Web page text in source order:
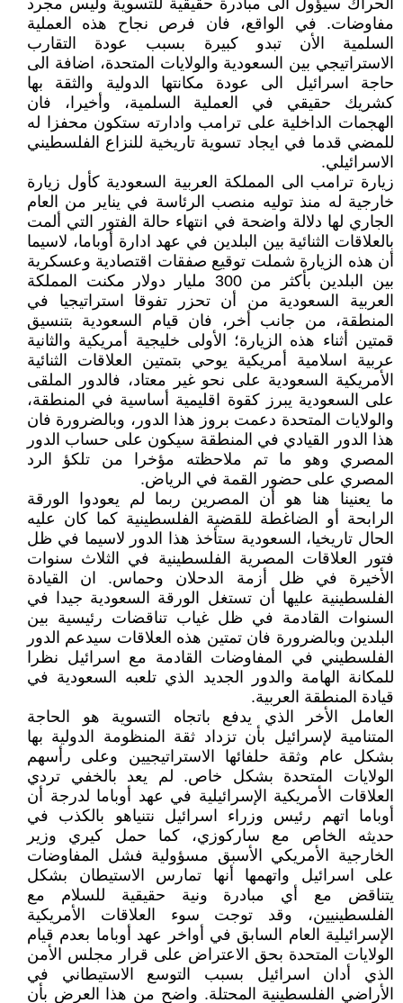
الحراك سيؤول الى مبادرة حقيقية للتسوية وليس مجرد
مفاوضات. في الواقع، فان فرص نجاح هذه العملية
السلمية الأن تبدو كبيرة بسبب عودة التقارب
الاستراتيجي بين السعودية والولايات المتحدة، اضافة الى
حاجة اسرائيل الى عودة مكانتها الدولية والثقة بها
كشريك حقيقي في العملية السلمية، وأخيرا، فان
الهجمات الداخلية على ترامب وادارته ستكون محفزا له
للمضي قدما في ايجاد تسوية تاريخية للنزاع الفلسطيني
الاسرائيلي.
زيارة ترامب الى المملكة العربية السعودية كأول زيارة
خارجية له منذ توليه منصب الرئاسة في يناير من العام
الجاري لها دلالة واضحة في انتهاء حالة الفتور التي ألمت
بالعلاقات الثنائية بين البلدين في عهد ادارة أوباما، لاسيما
أن هذه الزيارة شملت توقيع صفقات اقتصادية وعسكرية
بين البلدين بأكثر من 300 مليار دولار مكنت المملكة
العربية السعودية من أن تحزر تفوقا استراتيجيا في
المنطقة، من جانب أخر، فان قيام السعودية بتنسيق
قمتين أثناء هذه الزيارة؛ الأولى خليجية أمريكية والثانية
عربية اسلامية أمريكية يوحي بتمتين العلاقات الثنائية
الأمريكية السعودية على نحو غير معتاد، فالدور الملقى
على السعودية يبرز كقوة اقليمية أساسية في المنطقة،
والولايات المتحدة دعمت بروز هذا الدور، وبالضرورة فان
هذا الدور القيادي في المنطقة سيكون على حساب الدور
المصري وهو ما تم ملاحظته مؤخرا من تلكؤ الرد
المصري على حضور القمة في الرياض.
ما يعنينا هنا هو أن المصرين ربما لم يعودوا الورقة
الرابحة أو الضاغطة للقضية الفلسطينية كما كان عليه
الحال تاريخيا، السعودية ستأخذ هذا الدور لاسيما في ظل
فتور العلاقات المصرية الفلسطينية في الثلاث سنوات
الأخيرة في ظل أزمة الدحلان وحماس. ان القيادة
الفلسطينية عليها أن تستغل الورقة السعودية جيدا في
السنوات القادمة في ظل غياب تناقضات رئيسية بين
البلدين وبالضرورة فان تمتين هذه العلاقات سيدعم الدور
الفلسطيني في المفاوضات القادمة مع اسرائيل نظرا
للمكانة الهامة والدور الجديد الذي تلعبه السعودية في
قيادة المنطقة العربية.
العامل الأخر الذي يدفع باتجاه التسوية هو الحاجة
المتنامية لإسرائيل بأن تزداد ثقة المنظومة الدولية بها
بشكل عام وثقة حلفائها الاستراتيجيين وعلى رأسهم
الولايات المتحدة بشكل خاص. لم يعد بالخفي تردي
العلاقات الأمريكية الإسرائيلية في عهد أوباما لدرجة أن
أوباما اتهم رئيس وزراء اسرائيل نتنياهو بالكذب في
حديثه الخاص مع ساركوزي، كما حمل كيري وزير
الخارجية الأمريكي الأسبق مسؤولية فشل المفاوضات
على اسرائيل واتهمها أنها تمارس الاستيطان بشكل
يتناقض مع أي مبادرة ونية حقيقية للسلام مع
الفلسطينيين، وقد توجت سوء العلاقات الأمريكية
الإسرائيلية العام السابق في أواخر عهد أوباما بعدم قيام
الولايات المتحدة بحق الاعتراض على قرار مجلس الأمن
الذي أدان اسرائيل بسبب التوسع الاستيطاني في
الأراضي الفلسطينية المحتلة. واضح من هذا العرض بأن